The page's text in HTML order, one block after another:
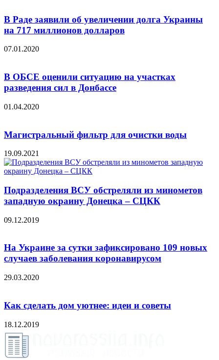
В Раде заявили об увеличении долга Украины
на 717 миллионов долларов
07.01.2020
В ОБСЕ оценили ситуацию на участках
разведения сил в Донбассе
01.04.2020
Магистральный фильтр для очистки воды
19.09.2021
Подразделения ВСУ обстреляли из минометов
западную окраину Донецка – СЦКК
09.12.2019
На Украине за сутки зафиксировано 109 новых
случаев заболевания коронавирусом
29.03.2020
Как сделать дом уютнее: идеи и советы
18.12.2019